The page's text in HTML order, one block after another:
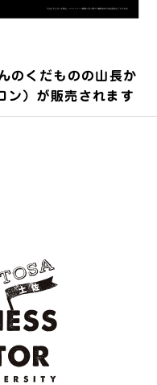
のくだものの山長か
ン）が販売されます